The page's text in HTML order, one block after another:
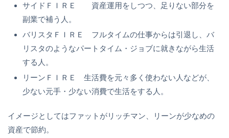
サイドＦＩＲＥ 資産運用をしつつ、足りない部分を
副業で補う人。
バリスタＦＩＲＥ フルタイムの仕事からは引退し、バ
リスタのようなパートタイム・ジョブに就きながら生活
する人。
リーンＦＩＲＥ 生活費を元々多く使わない人などが、
少ない元手・少ない消費で生活をする人。
イメージとしてはファットがリッチマン、リーンが少なめの
資産で節約。